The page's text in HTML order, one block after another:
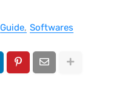
Guide Softwares